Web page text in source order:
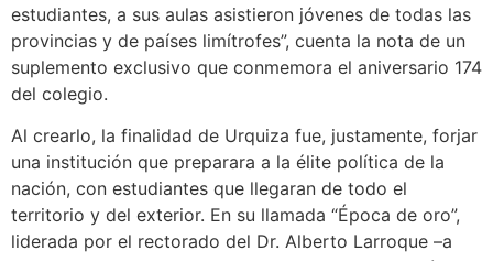
estudiantes, a sus aulas asistieron jóvenes de todas las
provincias y de países limítrofes”, cuenta la nota de un
suplemento exclusivo que conmemora el aniversario 174
del colegio.
Al crearlo, la finalidad de Urquiza fue, justamente, forjar
una institución que preparara a la élite política de la
nación, con estudiantes que llegaran de todo el
territorio y del exterior. En su llamada “Época de oro”,
liderada por el rectorado del Dr. Alberto Larroque –a